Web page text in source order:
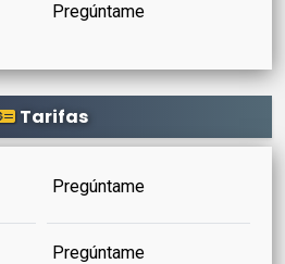
Pregúntame
Tarifas
Pregúntame
Pregúntame